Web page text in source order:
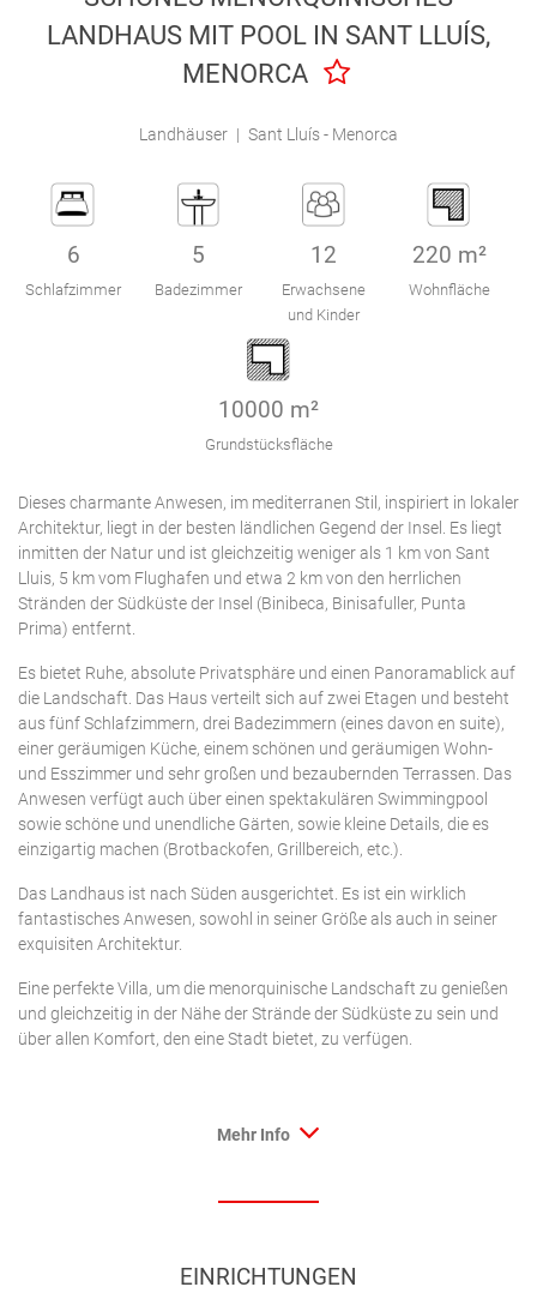
Engel & Völkers Holiday Villas
LANDHAUS MIT POOL IN SANT LLUÍS,
MENORCA
Landhäuser | Sant Lluís - Menorca
6
Schlafzimmer
5
Badezimmer
12
Erwachsene
und Kinder
220 m²
Wohnfläche
10000 m²
Grundstücksfläche
Dieses charmante Anwesen, im mediterranen Stil, inspiriert in lokaler
Architektur, liegt in der besten ländlichen Gegend der Insel. Es liegt
inmitten der Natur und ist gleichzeitig weniger als 1 km von Sant
Lluis, 5 km vom Flughafen und etwa 2 km von den herrlichen
Stränden der Südküste der Insel (Binibeca, Binisafuller, Punta
Prima) entfernt.
Es bietet Ruhe, absolute Privatsphäre und einen Panoramablick auf
die Landschaft. Das Haus verteilt sich auf zwei Etagen und besteht
aus fünf Schlafzimmern, drei Badezimmern (eines davon en suite),
einer geräumigen Küche, einem schönen und geräumigen Wohn-
und Esszimmer und sehr großen und bezaubernden Terrassen. Das
Anwesen verfügt auch über einen spektakulären Swimmingpool
sowie schöne und unendliche Gärten, sowie kleine Details, die es
einzigartig machen (Brotbackofen, Grillbereich, etc.).
Das Landhaus ist nach Süden ausgerichtet. Es ist ein wirklich
fantastisches Anwesen, sowohl in seiner Größe als auch in seiner
exquisiten Architektur.
Eine perfekte Villa, um die menorquinische Landschaft zu genießen
und gleichzeitig in der Nähe der Strände der Südküste zu sein und
über allen Komfort, den eine Stadt bietet, zu verfügen.
Mehr Info
EINRICHTUNGEN